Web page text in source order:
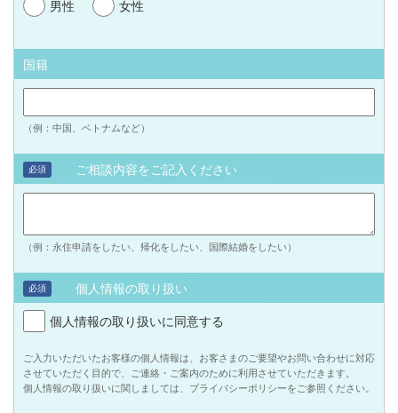
男性 女性
国籍
（例：中国、ベトナムなど）
ご相談内容をご記入ください
必須
（例：永住申請をしたい、帰化をしたい、国際結婚をしたい）
個人情報の取り扱い
必須
個人情報の取り扱いに同意する
ご入力いただいたお客様の個人情報は、お客さまのご要望やお問い合わせに対応
させていただく目的で、ご連絡・ご案内のために利用させていただきます。
個人情報の取り扱いに関しましては、プライバシーポリシーをご参照ください。